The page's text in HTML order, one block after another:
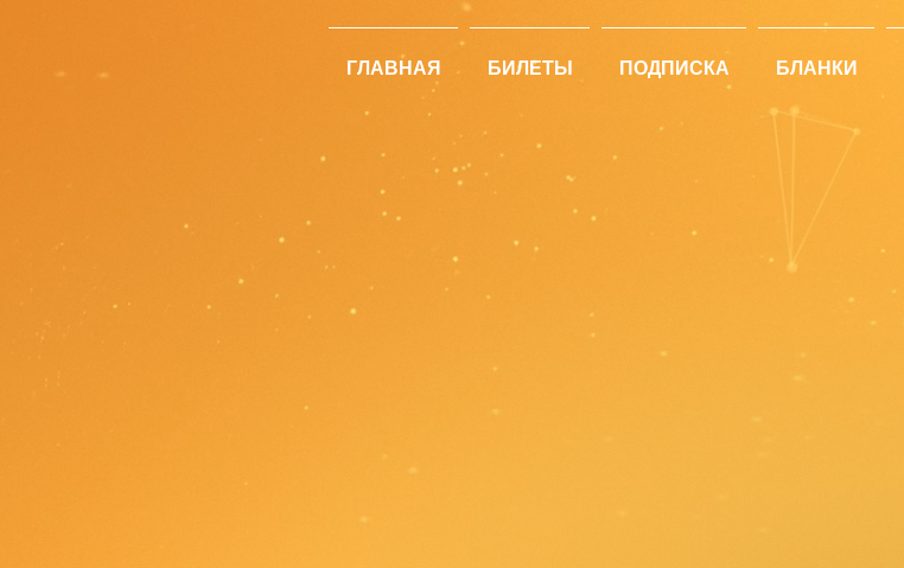
ГЛАВНАЯ БИЛЕТЫ ПОДПИСКА БЛАНКИ